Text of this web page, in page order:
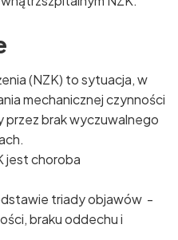
(NZK) to sytuacja, w
mechanicznej czynności
przez brak wyczuwalnego
jest choroba
triady objawów -
braku oddechu i